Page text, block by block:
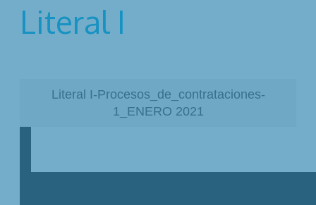
Literal I
Literal I-Procesos_de_contrataciones-
1_ENERO 2021